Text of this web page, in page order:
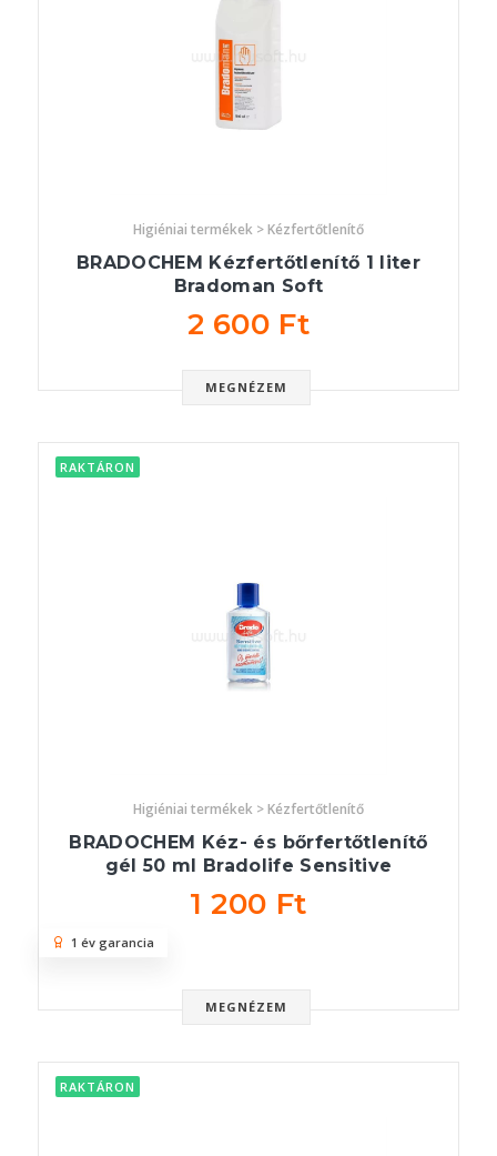
Higiéniai termékek > Kézfertőtlenítő
BRADOCHEM Kézfertőtlenítő 1 liter
Bradoman Soft
2 600 Ft
MEGNÉZEM
RAKTÁRON
Higiéniai termékek > Kézfertőtlenítő
BRADOCHEM Kéz- és bőrfertőtlenítő
gél 50 ml Bradolife Sensitive
1 200 Ft
MEGNÉZEM
1 év garancia
RAKTÁRON